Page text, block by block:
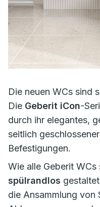
Die neuen WCs sind
Die Geberit iCon-
durch ihr elegantes,
seitlich
Befestigungen.
Wie alle Geberit
spülrandlos
die Ansammlung von